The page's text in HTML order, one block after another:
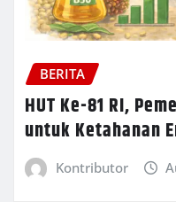
BERITA
HUT Ke-81 RI,
untuk Ketahanan
Kontributor